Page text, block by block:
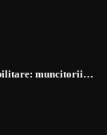
muncitorii…